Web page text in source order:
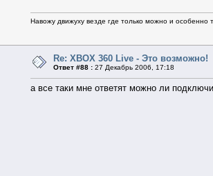
Навожу движуху везде где только можно и особенно
Re: XBOX 360 Live - Это возможно!
Ответ #88 : 27 Декабрь 2006, 17:18
а все таки мне ответят можно ли